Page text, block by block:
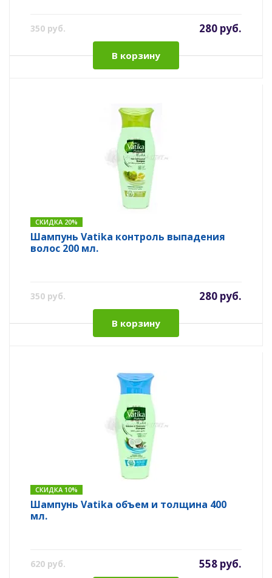
350 руб. 280 руб.
В корзину
СКИДКА 20%
Шампунь Vatika контроль выпадения
волос 200 мл.
350 руб. 280 руб.
В корзину
СКИДКА 10%
Шампунь Vatika объем и толщина 400
мл.
620 руб. 558 руб.